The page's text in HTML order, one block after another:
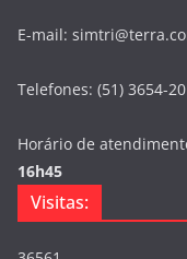
E-mail:
Telefones: (51) 3654-
Horário de
16h45
Visitas: